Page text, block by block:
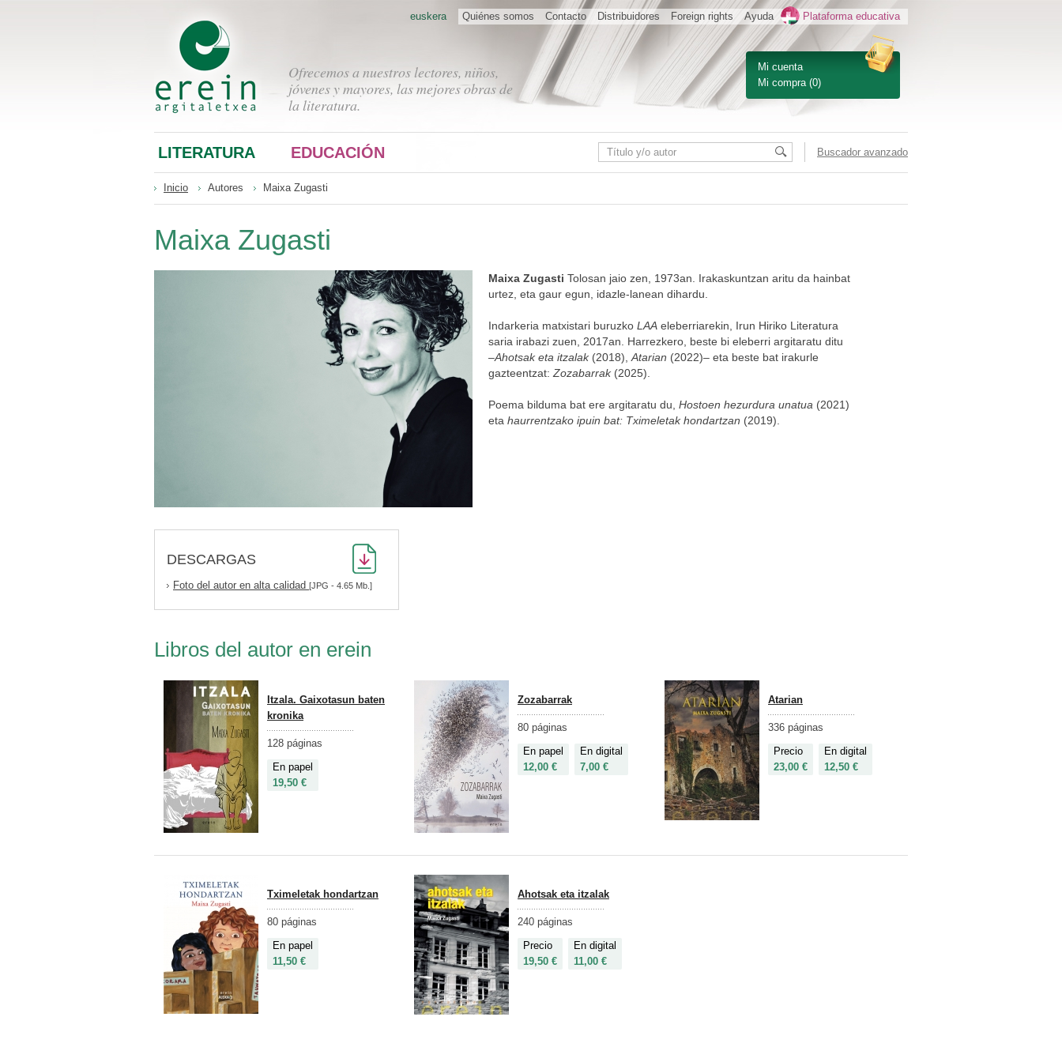
Mi cuenta
Mi compra (0)
Ofrecemos a nuestros lectores, niños,
jóvenes y mayores, las mejores obras de
la literatura.
Quiénes somos Contacto Distribuidores Foreign rights Ayuda Plataforma educativa
euskera
LITERATURA EDUCACIÓN Buscador avanzado
Inicio Autores Maixa Zugasti
Maixa Zugasti
DESCARGAS
Foto del autor en alta calidad [JPG - 4.65 Mb.]
Maixa Zugasti Tolosan jaio zen, 1973an. Irakaskuntzan aritu da hainbat
urtez, eta gaur egun, idazle-lanean dihardu.
Indarkeria matxistari buruzko LAA eleberriarekin, Irun Hiriko Literatura
saria irabazi zuen, 2017an. Harrezkero, beste bi eleberri argitaratu ditu
–Ahotsak eta itzalak(2018), Atarian (2022)– eta beste bat irakurle
gazteentzat: Zozabarrak(2025).
Poema bilduma bat ere argitaratu du, Hostoen hezurdura unatua (2021)
eta haurrentzako ipuin bat: Tximeletak hondartzan (2019).
Libros del autor en erein
Itzala. Gaixotasun baten
kronika
128 páginas
En papel
19,50 €
Zozabarrak
80 páginas
En papel
12,00 €
En digital
7,00 €
Atarian
336 páginas
Precio
23,00 €
En digital
12,50 €
Tximeletak hondartzan
80 páginas
En papel
11,50 €
Ahotsak eta itzalak
240 páginas
Precio
19,50 €
En digital
11,00 €